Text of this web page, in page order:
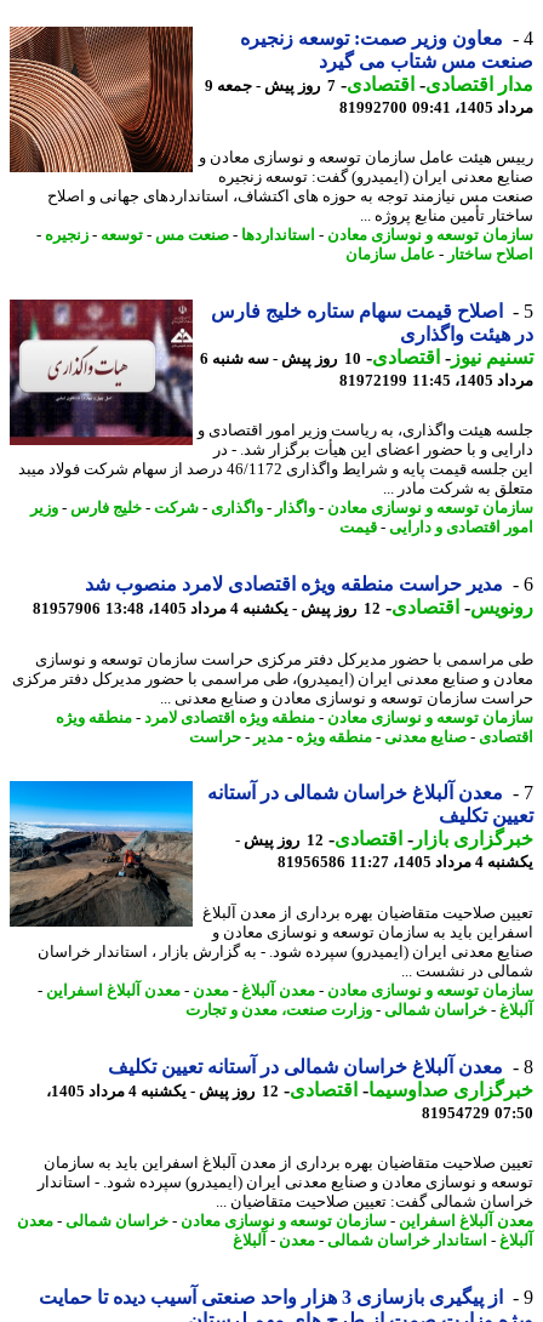
معاون وزیر صمت: توسعه زنجیره
مس شتاب می گیرد
اقتصادی-اقتصادی-
7 روز پیش - جمعه 9
09:41
81992700
هیئت عامل سازمان توسعه و نوسازی معادن و
معدنی ایران (ایمیدرو) گفت: توسعه زنجیره
مس نیازمند توجه به حوزه های اکتشاف، استانداردهای جهانی و اصلاح
تأمین منابع پروژه ...
توسعه و نوسازی معادن-استانداردها -صنعت مس -توسعه-زنجیره-
ساختار-عامل سازمان
اصلاح قیمت سهام ستاره خلیج فارس
هیئت واگذاری
نیوز-اقتصادی-
10 روز پیش - سه شنبه 6
11:45
81972199
هیئت واگذاری، به ریاست وزیر امور اقتصادی و
و با حضور اعضای این هیأت برگزار شد. - در
این جلسه قیمت پایه و شرایط واگذاری 46/1172 درصد از سهام شرکت فولاد میبد
به شرکت مادر ...
توسعه و نوسازی معادن-واگذار -واگذاری- شرکت-خلیج فارس-وزیر
اقتصادی و دارایی- قیمت
مدیر حراست منطقه ویژه اقتصادی لامرد منصوب شد
-اقتصادی-12 روز پیش - یکشنبه 4 مرداد 1405، 13:48 81957906
با حضور مدیرکل دفتر مرکزی حراست سازمان توسعه و نوسازی
و صنایع معدنی ایران (ایمیدرو)، طی مراسمی با حضور مدیرکل دفتر مرکزی
سازمان توسعه و نوسازی معادن و صنایع معدنی ...
توسعه و نوسازی معادن-منطقه ویژه اقتصادی لامرد-منطقه ویژه
-صنایع معدنی-منطقه ویژه -مدیر-حراست
معدن آلبلاغ خراسان شمالی در آستانه
تکلیف
بازار- اقتصادی-
12 روز پیش -
1405، 11:27
81956586
صلاحیت متقاضیان بهره برداری از معدن آلبلاغ
باید به سازمان توسعه و نوسازی معادن و
معدنی ایران (ایمیدرو) سپرده شود. - به گزارش بازار ، استاندار خراسان
در نشست ...
توسعه و نوسازی معادن-معدن آلبلاغ -معدن-معدن آلبلاغ اسفراین-
-خراسان شمالی-وزارت صنعت، معدن و تجارت
معدن آلبلاغ خراسان شمالی در آستانه تعیین تکلیف
صداوسیما-اقتصادی-
12 روز پیش - یکشنبه 4 مرداد 1405،
81954729
صلاحیت متقاضیان بهره برداری از معدن آلبلاغ اسفراین باید به سازمان
و نوسازی معادن و صنایع معدنی ایران (ایمیدرو) سپرده شود. - استاندار
شمالی گفت: تعیین صلاحیت متقاضیان ...
آلبلاغ اسفراین- سازمان توسعه و نوسازی معادن-خراسان شمالی-معدن
-استاندار خراسان شمالی-معدن-آلبلاغ
از پیگیری بازسازی 3 هزار واحد صنعتی آسیب دیده تا حمایت